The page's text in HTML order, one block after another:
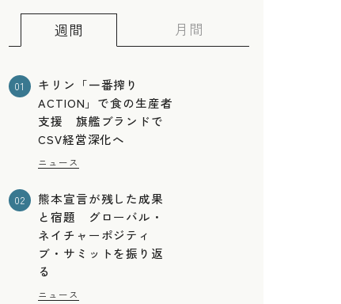
週間 月間
01
キリン「一番搾り
ACTION」で食の生産者
支援 旗艦ブランドで
CSV経営深化へ
ニュース
02
熊本宣言が残した成果
と宿題 グローバル・
ネイチャーポジティ
ブ・サミットを振り返
る
ニュース